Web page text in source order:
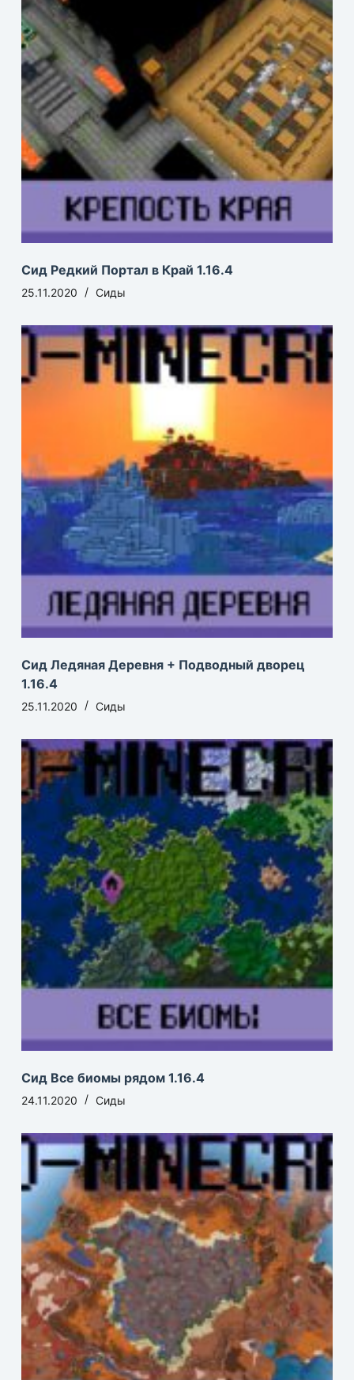
Сид Редкий Портал в Край 1.16.4
25.11.2020 Сиды
Сид Ледяная Деревня + Подводный дворец
1.16.4
25.11.2020 Сиды
Сид Все биомы рядом 1.16.4
24.11.2020 Сиды